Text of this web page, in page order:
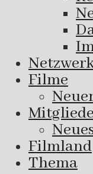
Filme
Filmland
Thema